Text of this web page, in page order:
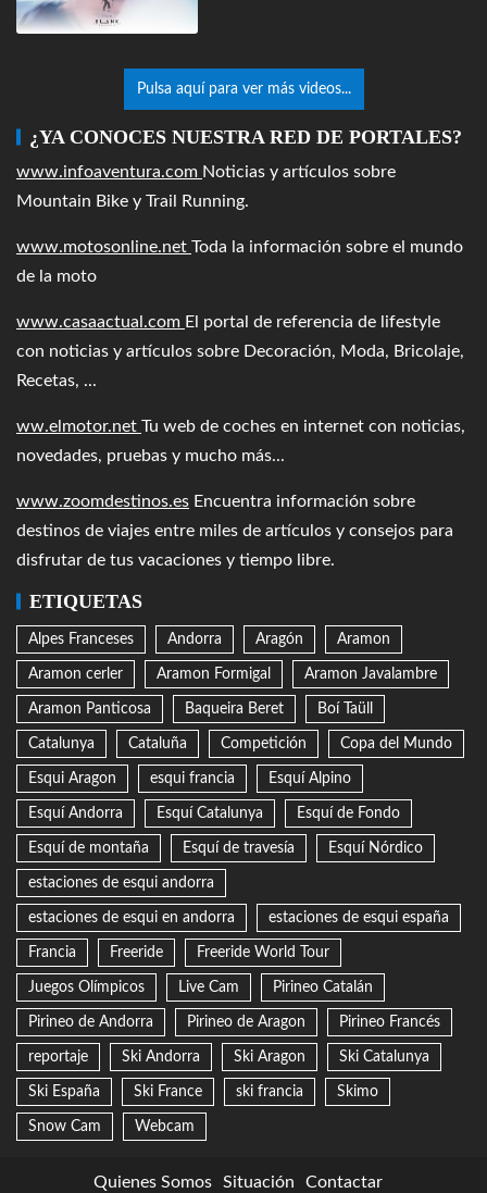
Pulsa aquí para ver más videos...
¿YA CONOCES NUESTRA RED DE PORTALES?
www.infoaventura.com Noticias y artículos sobre
Mountain Bike y Trail Running.
www.motosonline.net Toda la información sobre el mundo
de la moto
www.casaactual.com El portal de referencia de lifestyle
con noticias y artículos sobre Decoración, Moda, Bricolaje,
Recetas, ...
ww.elmotor.net Tu web de coches en internet con noticias,
novedades, pruebas y mucho más...
www.zoomdestinos.es Encuentra información sobre
destinos de viajes entre miles de artículos y consejos para
disfrutar de tus vacaciones y tiempo libre.
ETIQUETAS
Alpes Franceses Andorra Aragón Aramon
Aramon cerler Aramon Formigal Aramon Javalambre
Aramon Panticosa Baqueira Beret Boí Taüll
Catalunya Cataluña Competición Copa del Mundo
Esqui Aragon esqui francia Esquí Alpino
Esquí Andorra Esquí Catalunya Esquí de Fondo
Esquí de montaña Esquí de travesía Esquí Nórdico
estaciones de esqui andorra
estaciones de esqui en andorra estaciones de esqui españa
Francia Freeride Freeride World Tour
Juegos Olímpicos Live Cam Pirineo Catalán
Pirineo de Andorra Pirineo de Aragon Pirineo Francés
reportaje Ski Andorra Ski Aragon Ski Catalunya
Ski España Ski France ski francia Skimo
Snow Cam Webcam
Quienes Somos Situación Contactar